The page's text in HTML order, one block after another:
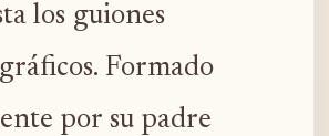
los guiones
Formado
por su padre